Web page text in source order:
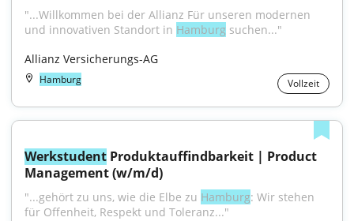
"...Willkommen bei der Allianz Für unseren modernen
und innovativen Standort in Hamburg suchen..."
Allianz Versicherungs-AG
Hamburg Vollzeit
Werkstudent Produktauffindbarkeit | Product
Management (w/m/d)
"...gehört zu uns, wie die Elbe zu Hamburg: Wir stehen
für Offenheit, Respekt und Toleranz..."